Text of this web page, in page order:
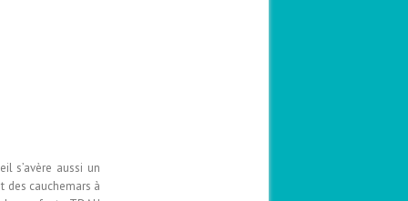
s’avère aussi un
des cauchemars à